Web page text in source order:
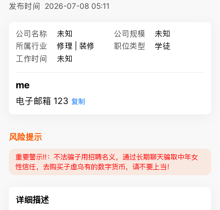
发布时间 2026-07-08 05:11
公司名称 未知 公司规模
未知
所属行业
修理 | 装修 职位类型
学徒
工作时间
未知
me
电子邮箱 123 复制
风险提示
重要警示‼️：不法骗子用招聘名义，通过长期聊天骗取中年女
性信任，去购买子虚乌有的数字货币，请不要上当！
详细描述